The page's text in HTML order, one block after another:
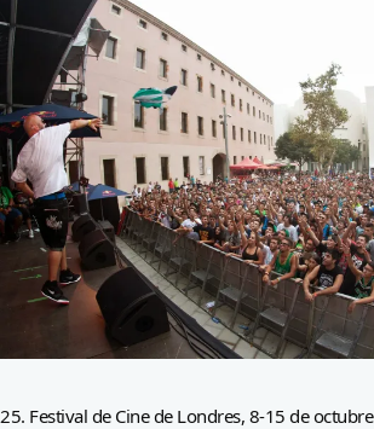
25. Festival de Cine de Londres, 8-15 de octubre